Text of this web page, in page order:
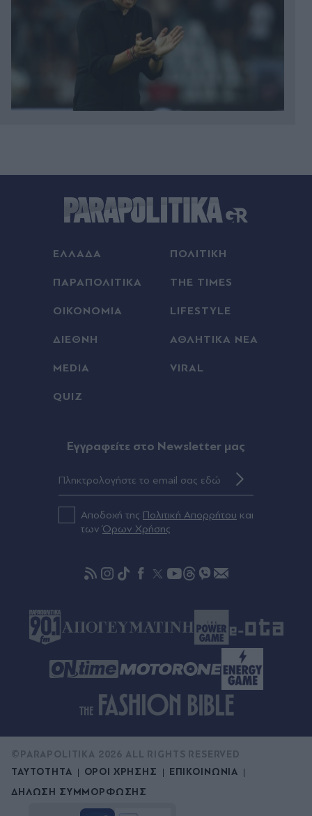
Γαλλία: Απάντησε η πρόεδρος των Οικολόγων
προδοσία - "Θέλει να ωθήσει όλη την Ευρώπη σε
Europa League: Η ΤΣΣΚΑ Σόφιας επιβλήθηκε 3-
γκολ ο Παυλίδης στην εξάρα της Μπενφίκα
Τραμπ: Σχέδιο για κατάργηση της υπηκοότητας
Ανδρομάχη: Ποζάρει μέσα στη θάλασσα με
πολύχρωμο μπικίνι ασορτί μπολερό - "Μπανάκι"
από 30.000 οπαδοί αποθέωσαν τον Αιγύπτιο
στην παρουσίασή του! (Εικόνες & βίντεο)
ΕΛΛΑΔΑ ΠΟΛΙΤΙΚΗ
ΠΑΡΑΠΟΛΙΤΙΚΑ THE TIMES
ΟΙΚΟΝΟΜΙΑ LIFESTYLE
ΔΙΕΘΝΗ ΑΘΛΗΤΙΚΑ ΝΕΑ
MEDIA VIRAL
QUIZ
Eγγραφείτε στο Newsletter μας
Αποδοχή της Πολιτική Απορρήτου και
τωνΌρων Χρήσης
ΤΑΥΤΟΤΗΤΑ ΟΡΟΙ ΧΡΗΣΗΣ
ΕΠΙΚΟΙΝΩΝΙΑ
ΔΗΛΩΣΗ ΣΥΜΜΟΡΦΩΣΗΣ
©PARAPOLITIKA 2026 ALL RIGHTS RESERVED